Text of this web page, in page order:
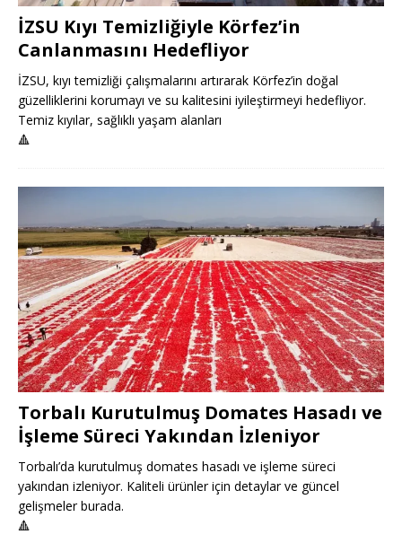
İZSU Kıyı Temizliğiyle Körfez’in
Canlanmasını Hedefliyor
İZSU, kıyı temizliği çalışmalarını artırarak Körfez’in doğal
güzelliklerini korumayı ve su kalitesini iyileştirmeyi hedefliyor.
Temiz kıyılar, sağlıklı yaşam alanları
🔺
Torbalı Kurutulmuş Domates Hasadı ve
İşleme Süreci Yakından İzleniyor
Torbalı’da kurutulmuş domates hasadı ve işleme süreci
yakından izleniyor. Kaliteli ürünler için detaylar ve güncel
gelişmeler burada.
🔺